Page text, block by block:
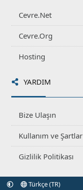
Cevre.Net
Cevre.Org
Hosting
YARDIM
Bize Ulaşın
Kullanım ve Şartlar
Gizlilik Politikası
Türkçe (TR)